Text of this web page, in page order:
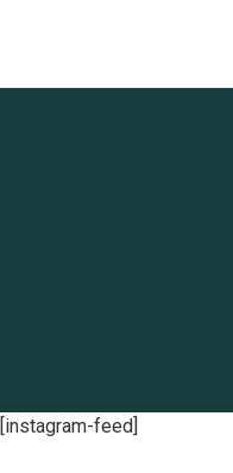
[instagram-feed]